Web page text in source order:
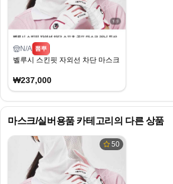
N/A 뽐뿌
벨루시 스킨핏 자외선 차단 마스크 2개
₩237,000
마스크/실버용품카테고리의 다른 상품
50